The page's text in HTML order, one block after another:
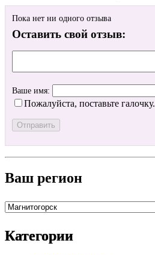
Пока нет ни одного отзыва
Оставить свой отзыв:
Ваше имя:
Пожалуйста, поставьте галочку.
Ваш регион
Категории